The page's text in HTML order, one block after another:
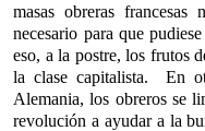
masas obreras
necesario para que
eso, a la postre, los frutos
la clase capitalista. En
Alemania, los obreros se
revolución a ayudar a la